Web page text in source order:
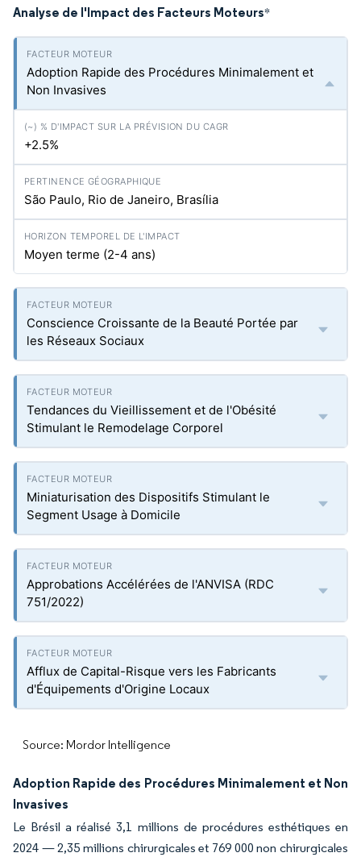
Analyse de l'Impact des Facteurs Moteurs*
Adoption Rapide des Procédures Minimalement et
Non Invasives
+2.5%
São Paulo, Rio de Janeiro, Brasília
Moyen terme (2-4 ans)
Conscience Croissante de la Beauté Portée par
les Réseaux Sociaux
Tendances du Vieillissement et de l'Obésité
Stimulant le Remodelage Corporel
Miniaturisation des Dispositifs Stimulant le
Segment Usage à Domicile
Approbations Accélérées de l'ANVISA (RDC
751/2022)
Afflux de Capital-Risque vers les Fabricants
d'Équipements d'Origine Locaux
Source: Mordor Intelligence
Adoption Rapide des Procédures Minimalement et Non
Invasives
Le Brésil a réalisé 3,1 millions de procédures esthétiques en
2024 — 2,35 millions chirurgicales et 769 000 non chirurgicales